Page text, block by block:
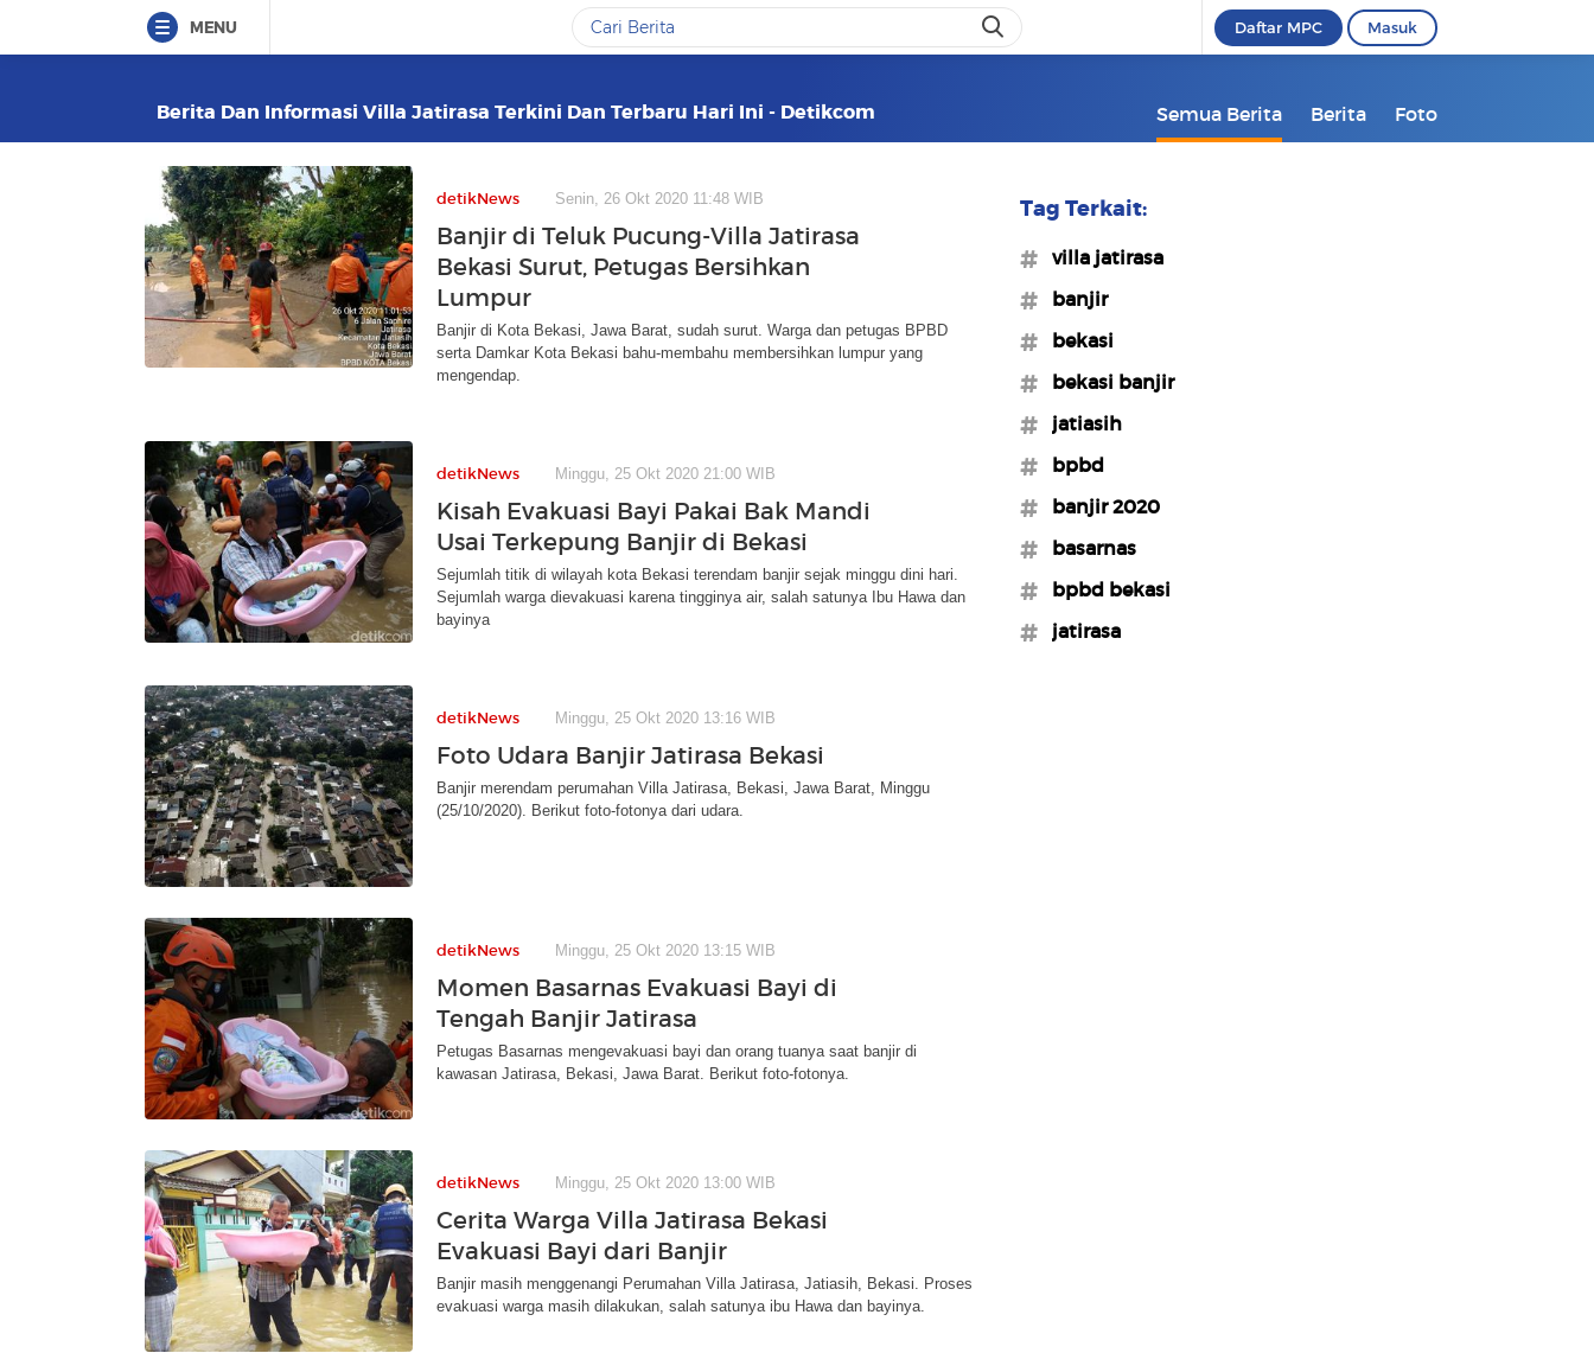
MENU Daftar MPC Masuk
Berita Dan Informasi Villa Jatirasa Terkini Dan Terbaru Hari Ini - Detikcom Semua Berita Berita Foto
detikNews Senin, 26 Okt 2020 11:48 WIB
Banjir di Teluk Pucung-Villa Jatirasa
Bekasi Surut, Petugas Bersihkan
Lumpur
Banjir di Kota Bekasi, Jawa Barat, sudah surut. Warga dan petugas BPBD
serta Damkar Kota Bekasi bahu-membahu membersihkan lumpur yang
mengendap.
detikNews Minggu, 25 Okt 2020 21:00 WIB
Kisah Evakuasi Bayi Pakai Bak Mandi
Usai Terkepung Banjir di Bekasi
Sejumlah titik di wilayah kota Bekasi terendam banjir sejak minggu dini hari.
Sejumlah warga dievakuasi karena tingginya air, salah satunya Ibu Hawa dan
bayinya
detikNews Minggu, 25 Okt 2020 13:16 WIB
Foto Udara Banjir Jatirasa Bekasi
Banjir merendam perumahan Villa Jatirasa, Bekasi, Jawa Barat, Minggu
(25/10/2020). Berikut foto-fotonya dari udara.
detikNews Minggu, 25 Okt 2020 13:15 WIB
Momen Basarnas Evakuasi Bayi di
Tengah Banjir Jatirasa
Petugas Basarnas mengevakuasi bayi dan orang tuanya saat banjir di
kawasan Jatirasa, Bekasi, Jawa Barat. Berikut foto-fotonya.
detikNews Minggu, 25 Okt 2020 13:00 WIB
Cerita Warga Villa Jatirasa Bekasi
Evakuasi Bayi dari Banjir
Banjir masih menggenangi Perumahan Villa Jatirasa, Jatiasih, Bekasi. Proses
evakuasi warga masih dilakukan, salah satunya ibu Hawa dan bayinya.
Tag Terkait:
#villa jatirasa
#banjir
#bekasi
#bekasi banjir
#jatiasih
#bpbd
#banjir 2020
#basarnas
#bpbd bekasi
#jatirasa